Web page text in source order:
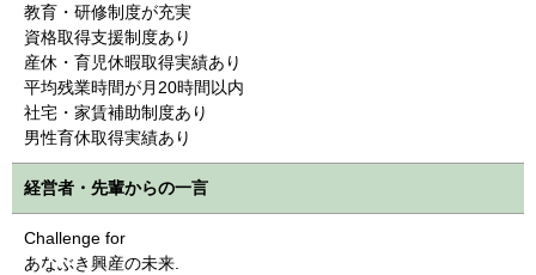
教育・研修制度が充実
資格取得支援制度あり
産休・育児休暇取得実績あり
平均残業時間が月20時間以内
社宅・家賃補助制度あり
男性育休取得実績あり
経営者・先輩からの一言
Challenge for
あなぶき興産の未来.